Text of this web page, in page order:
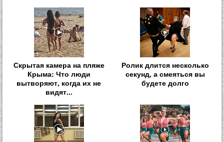
Скрытая камера на пляже
Крыма: Что люди
вытворяют, когда их не
видят...
Ролик длится несколько
секунд, а смеяться вы
будете долго